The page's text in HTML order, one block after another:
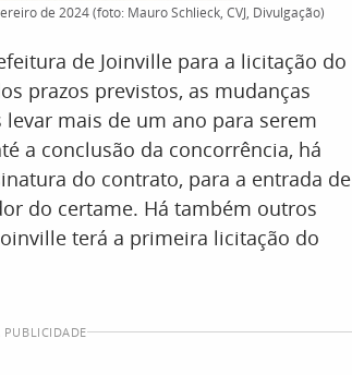
de 2024 (foto: Mauro Schlieck, CVJ, Divulgação)
de Joinville para a licitação do
prazos previstos, as mudanças
mais de um ano para serem
a conclusão da concorrência, há
do contrato, para a entrada de
do certame. Há também outros
terá a primeira licitação do